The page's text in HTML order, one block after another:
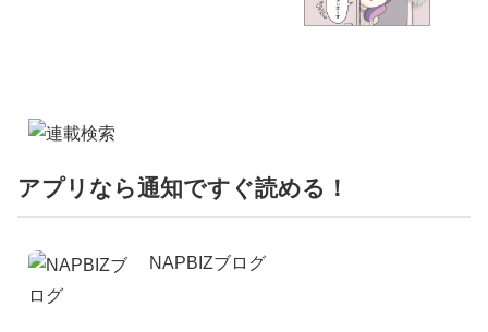
アプリなら通知ですぐ読める！
NAPBIZブログ